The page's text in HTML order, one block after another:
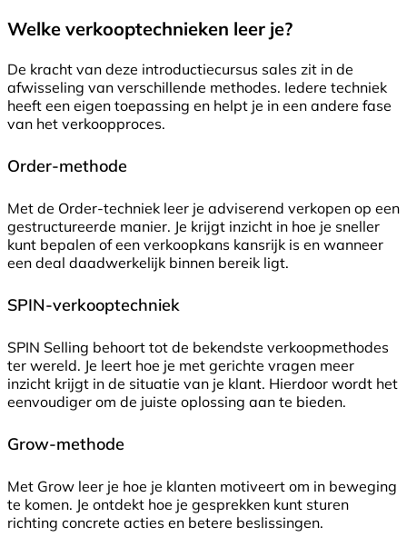
Welke verkooptechnieken leer je?
De kracht van deze introductiecursus sales zit in de
afwisseling van verschillende methodes. Iedere techniek
heeft een eigen toepassing en helpt je in een andere fase
van het verkoopproces.
Order-methode
Met de Order-techniek leer je adviserend verkopen op een
gestructureerde manier. Je krijgt inzicht in hoe je sneller
kunt bepalen of een verkoopkans kansrijk is en wanneer
een deal daadwerkelijk binnen bereik ligt.
SPIN-verkooptechniek
SPIN Selling behoort tot de bekendste verkoopmethodes
ter wereld. Je leert hoe je met gerichte vragen meer
inzicht krijgt in de situatie van je klant. Hierdoor wordt het
eenvoudiger om de juiste oplossing aan te bieden.
Grow-methode
Met Grow leer je hoe je klanten motiveert om in beweging
te komen. Je ontdekt hoe je gesprekken kunt sturen
richting concrete acties en betere beslissingen.